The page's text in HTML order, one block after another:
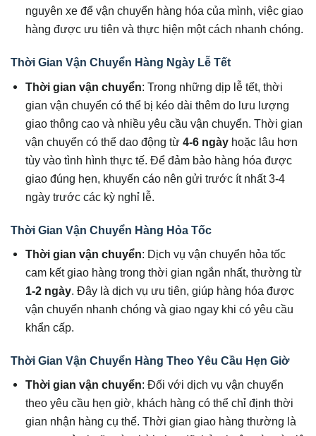
nguyên xe để vận chuyển hàng hóa của mình, việc giao
hàng được ưu tiên và thực hiện một cách nhanh chóng.
Thời Gian Vận Chuyển Hàng Ngày Lễ Tết
Thời gian vận chuyển: Trong những dịp lễ tết, thời
gian vận chuyển có thể bị kéo dài thêm do lưu lượng
giao thông cao và nhiều yêu cầu vận chuyển. Thời gian
vận chuyển có thể dao động từ4-6 ngày hoặc lâu hơn
tùy vào tình hình thực tế. Để đảm bảo hàng hóa được
giao đúng hẹn, khuyến cáo nên gửi trước ít nhất 3-4
ngày trước các kỳ nghỉ lễ.
Thời Gian Vận Chuyển Hàng Hỏa Tốc
Thời gian vận chuyển: Dịch vụ vận chuyển hỏa tốc
cam kết giao hàng trong thời gian ngắn nhất, thường từ
1-2 ngày. Đây là dịch vụ ưu tiên, giúp hàng hóa được
vận chuyển nhanh chóng và giao ngay khi có yêu cầu
khẩn cấp.
Thời Gian Vận Chuyển Hàng Theo Yêu Cầu Hẹn Giờ
Thời gian vận chuyển: Đối với dịch vụ vận chuyển
theo yêu cầu hẹn giờ, khách hàng có thể chỉ định thời
gian nhận hàng cụ thể. Thời gian giao hàng thường là